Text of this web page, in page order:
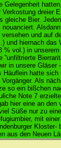
dreier
gleiche Bier.
und auf
und hiernach
vol.) in
in unsere
hatte
Als
so ein bißchen
Note 7
hier eine an den
Süße nur zu
mit
aus den Neuen